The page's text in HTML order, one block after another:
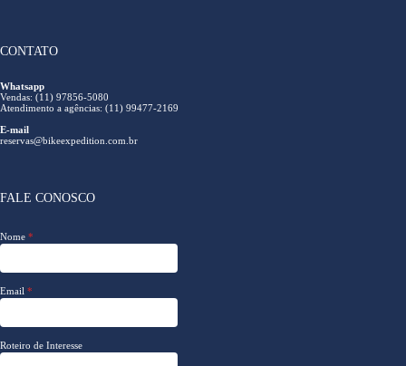
CONTATO
Whatsapp
Vendas: (11) 97856-5080
Atendimento a agências: (11) 99477-2169
E-mail
reservas@bikeexpedition.com.br
FALE CONOSCO
Nome *
Email *
Roteiro de Interesse